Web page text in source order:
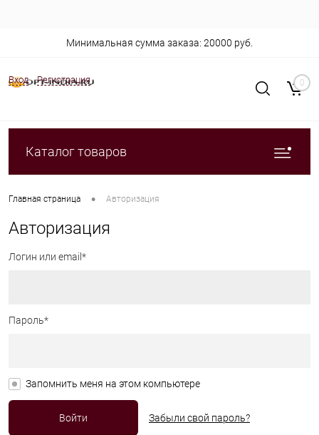
Вход Регистрация
Минимальная сумма заказа: 20000 руб.
0
Каталог товаров
Главная страница • Авторизация
Авторизация
Логин или email*
Пароль*
Запомнить меня на этом компьютере
Забыли свой пароль?